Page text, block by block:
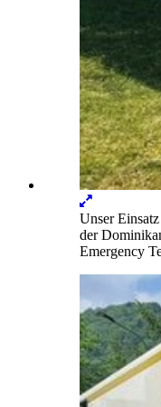
Lightbox
öffnen
Unser
der
Emergency